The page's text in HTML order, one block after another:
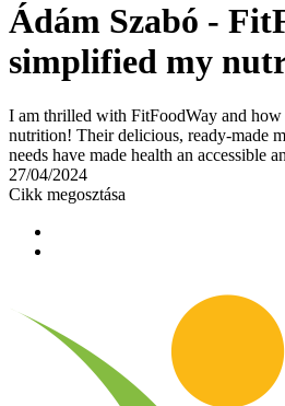
Ádám Szabó -
simplified my
I am thrilled with FitFoodWay and
nutrition! Their delicious, ready-made
needs have made health an accessible
27/04/2024
Cikk megosztása